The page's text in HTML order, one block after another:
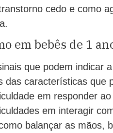
cedo e como
em bebês de 1
que podem indicar
das características que
em responder
em interagir
balançar as mãos,